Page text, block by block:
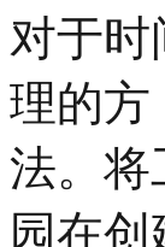
对于时
理的方
法。将
园在